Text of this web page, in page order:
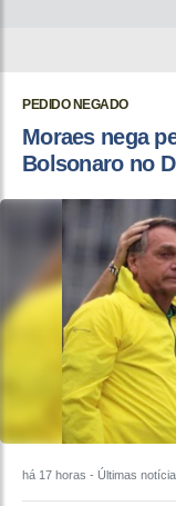
PEDIDO NEGADO
Moraes nega
Bolsonaro no
há 17 horas - Últimas